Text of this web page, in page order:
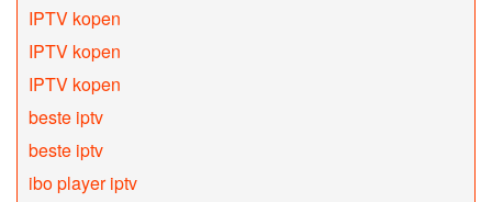
IPTV kopen
IPTV kopen
IPTV kopen
beste iptv
beste iptv
ibo player iptv